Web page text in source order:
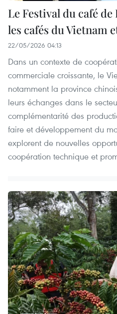
Le Festival du café
les cafés du Vietnam
22/05/2026 04:13
Dans un contexte de
commerciale croissante, le
notamment la province
leurs échanges dans le
complémentarité des
faire et développement du
explorent de nouvelles
coopération technique et